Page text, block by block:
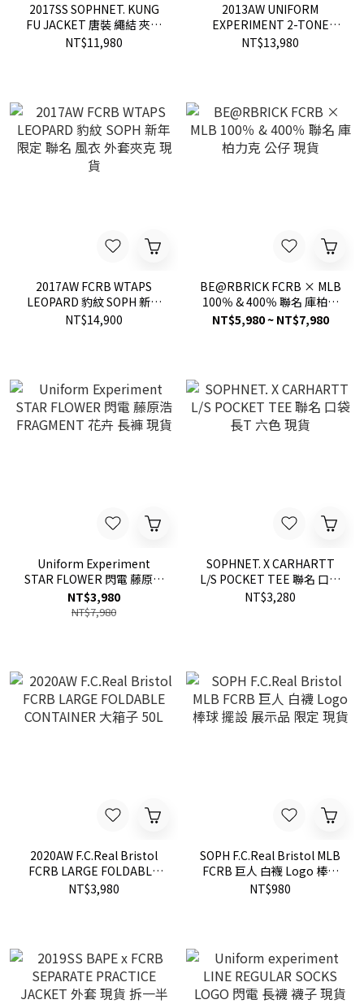
2017SS SOPHNET. KUNG
FU JACKET 唐裝 繩結 夾克
外套 和風 日式 現貨
NT$11,980
2013AW UNIFORM
EXPERIMENT 2-TONE
HOODED BLOUSON UE 藤
NT$13,980
2017AW FCRB WTAPS
LEOPARD 豹紋 SOPH 新年
限定 聯名 風衣 外套夾克 現
NT$14,900
BE@RBRICK FCRB × MLB
100％ & 400％ 聯名 庫柏力
克 公仔 現貨
NT$5,980 ~ NT$7,980
Uniform Experiment
STAR FLOWER 閃電 藤原浩
FRAGMENT 花卉 長褲 現貨
NT$3,980
NT$7,980
SOPHNET. X CARHARTT
L/S POCKET TEE 聯名 口袋
長T 六色 現貨
NT$3,280
2020AW F.C.Real Bristol
FCRB LARGE FOLDABLE
CONTAINER 大箱子 50L
NT$3,980
SOPH F.C.Real Bristol MLB
FCRB 巨人 白襪 Logo 棒球
擺設 展示品 限定 現貨
NT$980